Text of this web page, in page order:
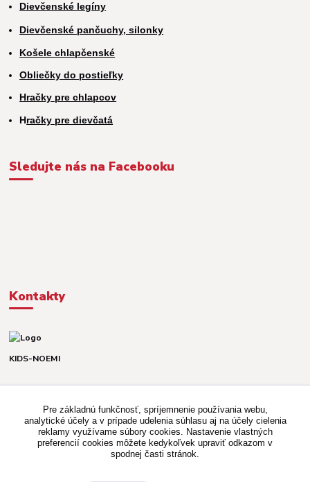
Dievčenské legíny
Dievčenské pančuchy, silonky
Košele chlapčenské
Obliečky do postieľky
Hračky pre chlapcov
Hračky pre dievčatá
Sledujte nás na Facebooku
Kontakty
KIDS-NOEMI
(Po-Pia, 8-16 hod.)
kidsnoemi.shop@gmail.com
Pre základnú funkčnosť, spríjemnenie používania webu,
analytické účely a v prípade udelenia súhlasu aj na účely cielenia
reklamy využívame súbory cookies. Nastavenie vlastných
preferencií cookies môžete kedykoľvek upraviť odkazom v
spodnej časti stránok.